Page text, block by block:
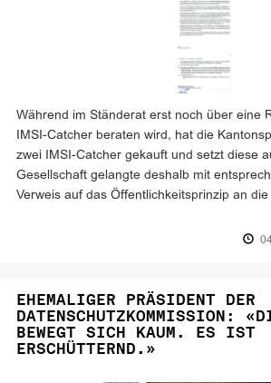
Während im Ständerat erst noch über eine
IMSI-Catcher beraten wird, hat die
zwei IMSI-Catcher gekauft und setzt diese
Gesellschaft gelangte deshalb mit
Verweis auf das Öffentlichkeitsprinzip an die
EHEMALIGER PRÄSIDENT DER
DATENSCHUTZKOMMISSION:
BEWEGT SICH KAUM. ES IST
ERSCHÜTTERND.»